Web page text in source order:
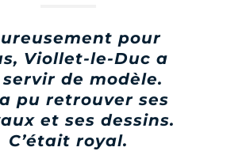
pour
Viollet-le-Duc a
de modèle.
pu retrouver ses
et ses dessins.
C’était royal.